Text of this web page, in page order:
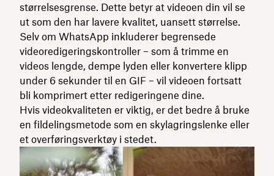
størrelsesgrense. Dette betyr at videoen din vil se
ut som den har lavere kvalitet, uansett størrelse.
Selv om WhatsApp inkluderer begrensede
videoredigeringskontroller – som å trimme en
videos lengde, dempe lyden eller konvertere klipp
under 6 sekunder til en GIF – vil videoen fortsatt
bli komprimert etter redigeringene dine.
Hvis videokvaliteten er viktig, er det bedre å bruke
en fildelingsmetode som en skylagringslenke eller
et overføringsverktøy i stedet.